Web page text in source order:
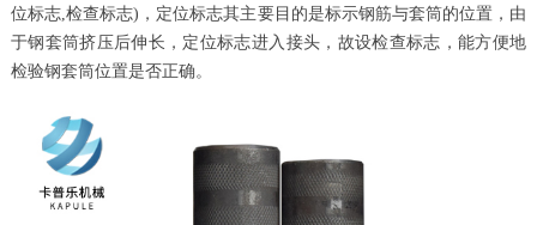
位标志,检查标志)，定位标志其主要目的是标示钢筋与套筒的位置，由
于钢套筒挤压后伸长，定位标志进入接头，故设检查标志，能方便地
检验钢套筒位置是否正确。